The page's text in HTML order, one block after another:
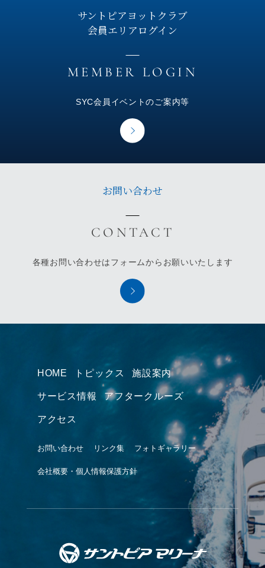
サントピアヨットクラブ
会員エリアログイン
SYC会員イベントのご案内等
お問い合わせ
各種お問い合わせはフォームからお願いいたします
HOME トピックス 施設案内
サービス情報 アフタークルーズ
アクセス
お問い合わせ リンク集 フォトギャラリー
会社概要・個人情報保護方針